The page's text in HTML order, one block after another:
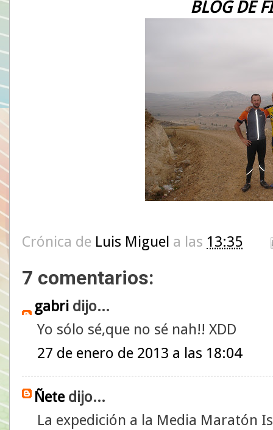
BLOG DE
Crónica de Luis Miguel a las 13:35
7 comentarios:
gabri dijo...
Yo sólo sé,que no sé nah!! XDD
27 de enero de 2013 a las 18:04
Ñetedijo...
La expedición a la Media Maratón